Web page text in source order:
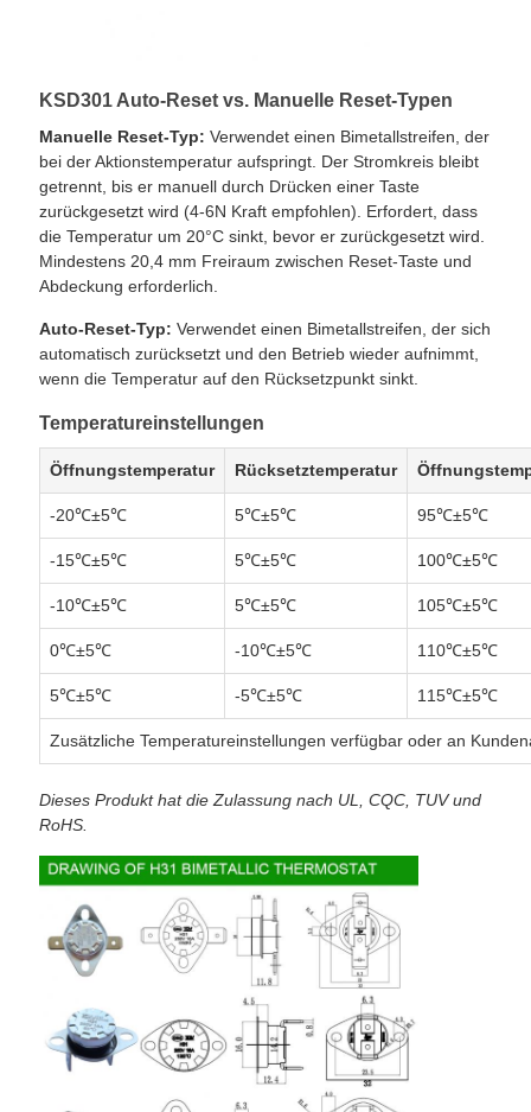
KSD301 Auto-Reset vs. Manuelle Reset-Typen
Manuelle Reset-Typ: Verwendet einen Bimetallstreifen, der
bei der Aktionstemperatur aufspringt. Der Stromkreis bleibt
getrennt, bis er manuell durch Drücken einer Taste
zurückgesetzt wird (4-6N Kraft empfohlen). Erfordert, dass
die Temperatur um 20°C sinkt, bevor er zurückgesetzt wird.
Mindestens 20,4 mm Freiraum zwischen Reset-Taste und
Abdeckung erforderlich.
Auto-Reset-Typ: Verwendet einen Bimetallstreifen, der sich
automatisch zurücksetzt und den Betrieb wieder aufnimmt,
wenn die Temperatur auf den Rücksetzpunkt sinkt.
Temperatureinstellungen
Öffnungstemperatur Rücksetztemperatur
-20℃±5℃ 5℃±5℃ 95℃±5℃
-15℃±5℃ 5℃±5℃ 100℃±5℃
-10℃±5℃ 5℃±5℃ 105℃±5℃
0℃±5℃ -10℃±5℃ 110℃±5℃
5℃±5℃ -5℃±5℃ 115℃±5℃
Zusätzliche Temperatureinstellungen verfügbar oder an
Dieses Produkt hat die Zulassung nach UL, CQC, TUV und
RoHS.